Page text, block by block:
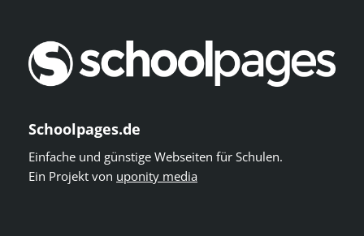
Schoolpages.de
Einfache und günstige Webseiten für Schulen.
Ein Projekt von uponity media